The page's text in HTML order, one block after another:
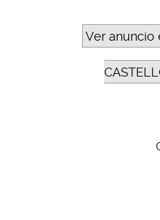
Ver anuncio